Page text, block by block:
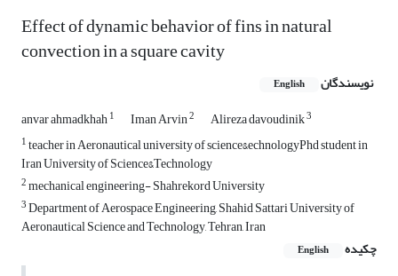
Effect of dynamic behavior of fins in natural
convection in a square cavity
نویسندگان English
anvar ahmadkhah1 Iman Arvin2 Alireza davoudinik3
1teacher in Aeronautical university of science&echnologyPhd student in
Iran University of Science&Technology
2mechanical engineering- Shahrekord University
3Department of Aerospace Engineering, Shahid Sattari University of
Aeronautical Science and Technology, Tehran, Iran
چکیده
English